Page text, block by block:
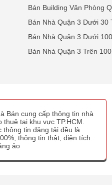
Bán Building Văn Phòng
Bán Nhà Quận 3 Dưới 30
Bán Nhà Quận 3 Dưới
Bán Nhà Quận 3 Trên
Bán cung cấp thông tin nhà
thuê tai khu vực TP.HCM.
thông tin đăng tải đều là
thông tin thật, diện tích
ảo